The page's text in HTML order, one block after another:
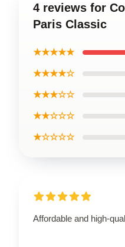
4 reviews for
Paris Classic
★★★★★
★★★★☆
★★★☆☆
★★☆☆☆
★☆☆☆☆
Affordable and high-